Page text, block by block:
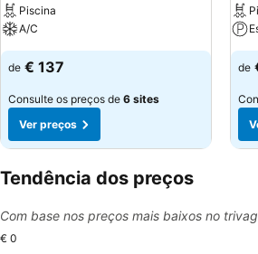
Piscina
A/C
de € 137
Consulte os preços de 6 sites
Ver preços
de
Tendência dos preços
Com base nos preços mais baixos no
€ 0